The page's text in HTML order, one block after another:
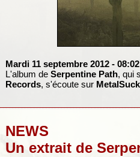
Mardi 11 septembre 2012 - 08:02
L'album de Serpentine Path, qui
Records, s'écoute sur
NEWS
Un extrait de